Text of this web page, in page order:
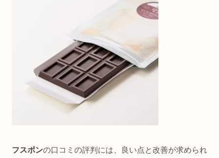
フスボンの口コミの評判には、良い点と改善が求められ